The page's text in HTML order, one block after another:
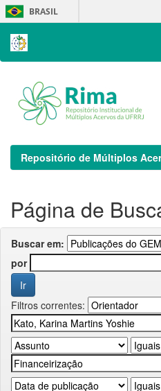
Skip
navigation
BRASIL
Repositório de Múltiplos
Página de
Buscar em:
por
Filtros correntes: